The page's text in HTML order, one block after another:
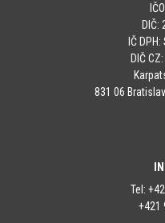
DIČ:
IČ
DIČ
831 06
Tel:
+421